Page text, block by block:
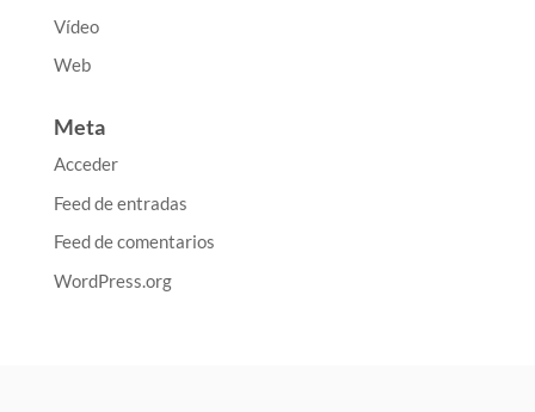
Vídeo
Web
Meta
Acceder
Feed de entradas
Feed de comentarios
WordPress.org